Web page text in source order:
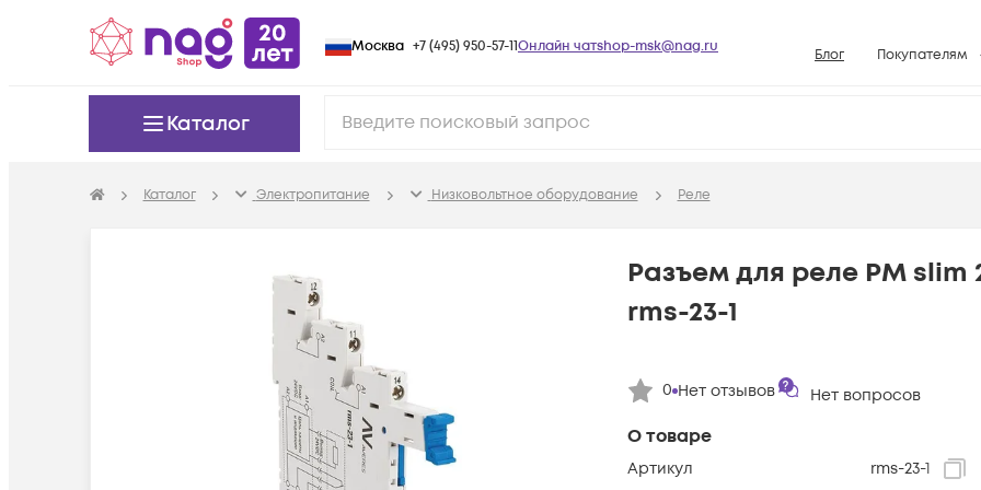
Москва +7 (495) 950-57-11Онлайн чатshop-msk@nag.ru Блог Покупателям
Возврат
Конфигураторы
Каталог
Каталог Электропитание Низковольтное оборудование Реле
О товаре
Артикул
rms-23-1
Разъем для реле РM slim
rms-23-1
0 Нет отзывов Нет вопросов